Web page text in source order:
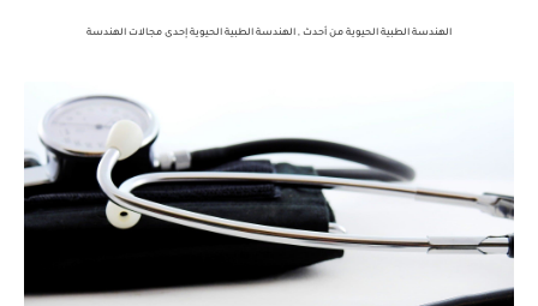
الهندسة الطبية الحيوية من أحدث , الهندسة الطبية الحيوية إحدى مجالات الهندسة